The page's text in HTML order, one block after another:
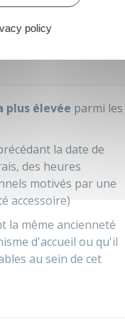
son
plus élevée parmi les
la date de
des heures
motivés par une
accessoire)
la même ancienneté
d'accueil ou qu'il
au sein de cet
policy